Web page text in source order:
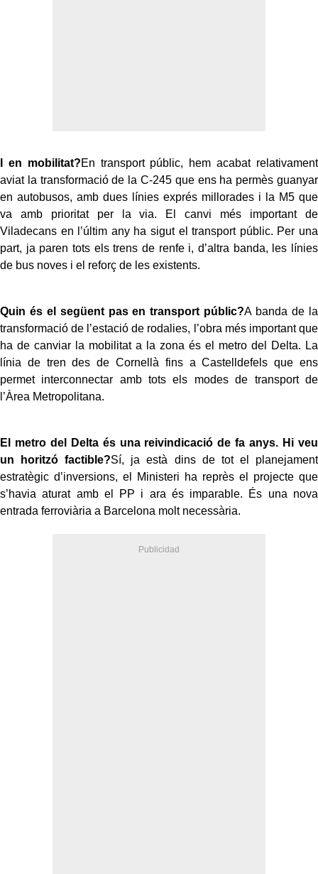
I en mobilitat?En transport públic, hem acabat relativament
aviat la transformació de la C-245 que ens ha permès guanyar
en autobusos, amb dues línies exprés millorades i la M5 que
va amb prioritat per la via. El canvi més important de
Viladecans en l’últim any ha sigut el transport públic. Per una
part, ja paren tots els trens de renfe i, d’altra banda, les línies
de bus noves i el reforç de les existents.
Quin és el següent pas en transport públic?A banda de la
transformació de l’estació de rodalies, l’obra més important que
ha de canviar la mobilitat a la zona és el metro del Delta. La
línia de tren des de Cornellà fins a Castelldefels que ens
permet interconnectar amb tots els modes de transport de
l’Àrea Metropolitana.
El metro del Delta és una reivindicació de fa anys. Hi veu
un horitzó factible?Sí, ja està dins de tot el planejament
estratègic d’inversions, el Ministeri ha reprès el projecte que
s’havia aturat amb el PP i ara és imparable. És una nova
entrada ferroviària a Barcelona molt necessària.